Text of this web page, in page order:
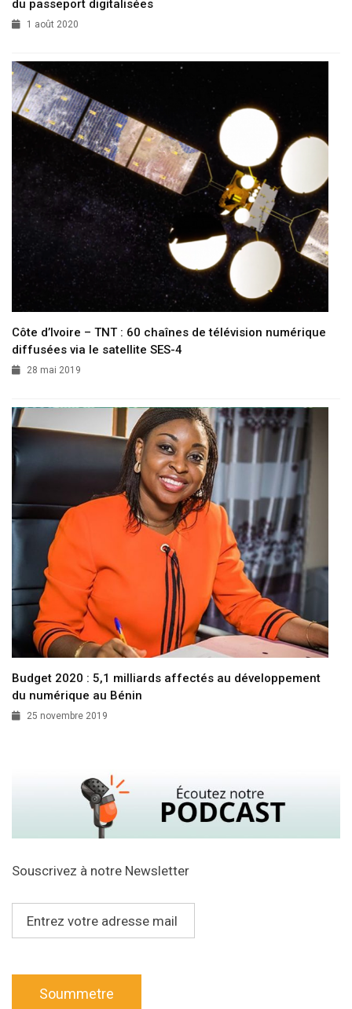
du passeport digitalisées
1 août 2020
Côte d’Ivoire – TNT : 60 chaînes de télévision numérique
diffusées via le satellite SES-4
28 mai 2019
Budget 2020 : 5,1 milliards affectés au développement
du numérique au Bénin
25 novembre 2019
Souscrivez à notre Newsletter